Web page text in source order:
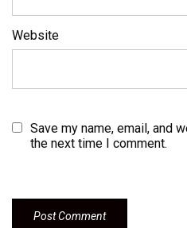
Website
Save my name, email, and
the next time I comment.